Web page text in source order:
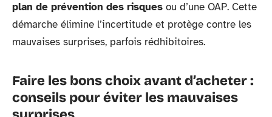
plan de prévention des risques ou d’une OAP. Cette
démarche élimine l’incertitude et protège contre les
mauvaises surprises, parfois rédhibitoires.
Faire les bons choix avant d’acheter :
conseils pour éviter les mauvaises